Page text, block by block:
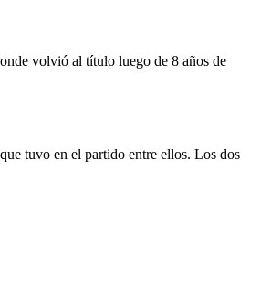
volvió al título luego de 8 años de
tuvo en el partido entre ellos. Los dos